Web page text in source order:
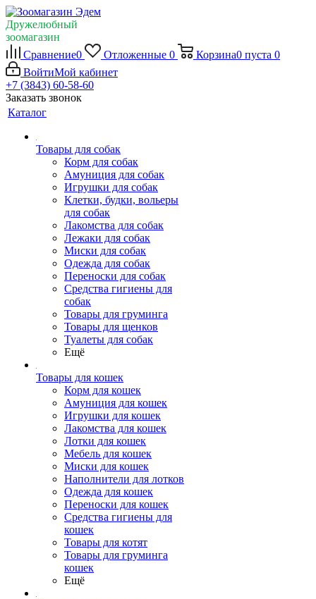
Дружелюбный
зоомагазин
Сравнение0 Отложенные 0 Корзина0 пуста 0
ВойтиМой кабинет
+7 (3843) 60-58-60
Заказать звонок
Каталог
Товары для собак
Корм для собак
Амуниция для собак
Игрушки для собак
Клетки, будки, вольеры
для собак
Лакомства для собак
Лежаки для собак
Миски для собак
Одежда для собак
Переноски для собак
Средства гигиены для
собак
Товары для груминга
Товары для щенков
Туалеты для собак
Ещё
Товары для кошек
Корм для кошек
Амуниция для кошек
Игрушки для кошек
Лакомства для кошек
Лотки для кошек
Мебель для кошек
Миски для кошек
Наполнители для лотков
Одежда для кошек
Переноски для кошек
Средства гигиены для
кошек
Товары для котят
Товары для груминга
кошек
Ещё